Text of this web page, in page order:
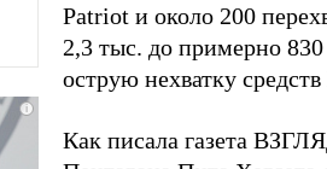
Patriot и около 200
2,3 тыс. до примерно
острую нехватку
Как писала газета